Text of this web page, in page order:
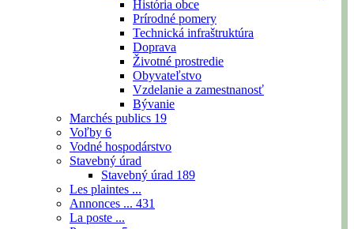
História obce
Prírodné pomery
Technická infraštruktúra
Doprava
Životné prostredie
Obyvateľstvo
Vzdelanie a zamestnanosť
Bývanie
Marchés publics 19
Voľby 6
Vodné hospodárstvo
Stavebný úrad
Stavebný úrad 189
Les plaintes ...
Annonces ... 431
La poste ...